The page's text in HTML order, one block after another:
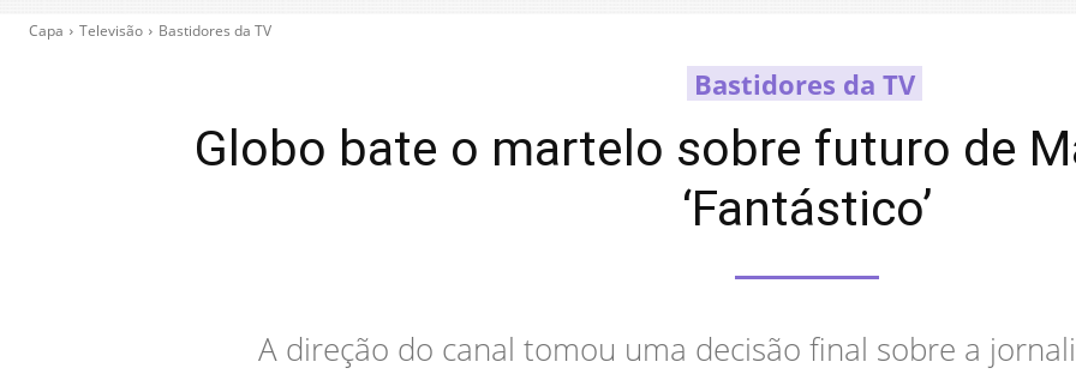
Capa Televisão Bastidores da TV
Bastidores da TV
Globo bate o martelo sobre futuro de
‘Fantástico’
A direção do canal tomou uma decisão final sobre a